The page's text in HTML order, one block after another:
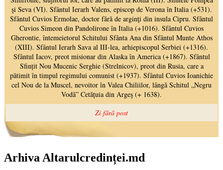
Arhiva Altarulcredinței.md